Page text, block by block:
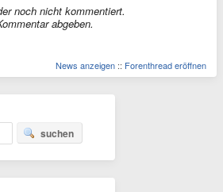
noch nicht kommentiert.
abgeben.
News anzeigen :: Forenthread eröffnen
suchen